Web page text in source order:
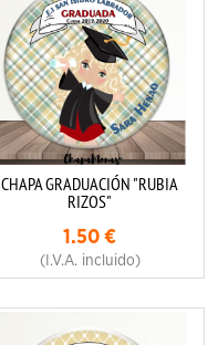
CHAPA GRADUACIÓN "RUBIA
RIZOS"
1.50 €
(I.V.A. incluido)